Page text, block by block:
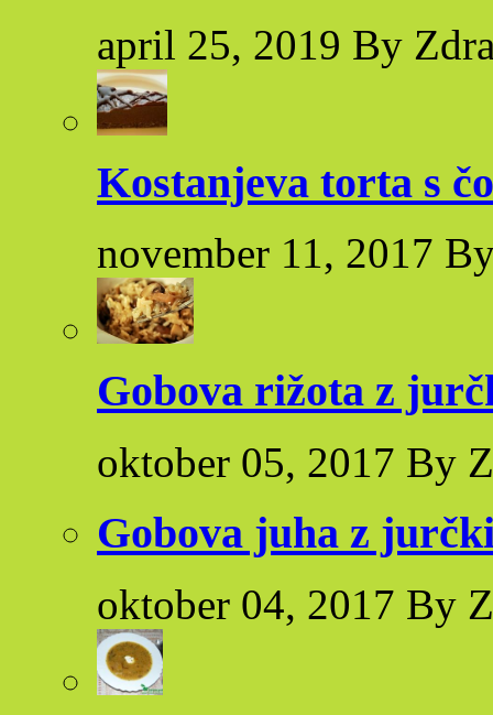
april 25, 2019 By
Kostanjeva torta s
november 11, 2017
Gobova rižota z
oktober 05, 2017 By
Gobova juha z
oktober 04, 2017 By